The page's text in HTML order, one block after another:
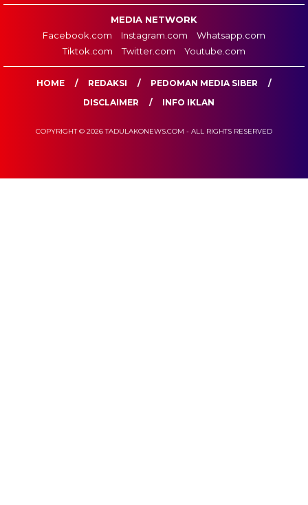
MEDIA NETWORK
Facebook.com
Instagram.com
Whatsapp.com
Tiktok.com
Twitter.com Youtube.com
HOME REDAKSI
PEDOMAN MEDIA SIBER
DISCLAIMER
INFO IKLAN
COPYRIGHT © 2026 TADULAKONEWS.COM - ALL RIGHTS RESERVED